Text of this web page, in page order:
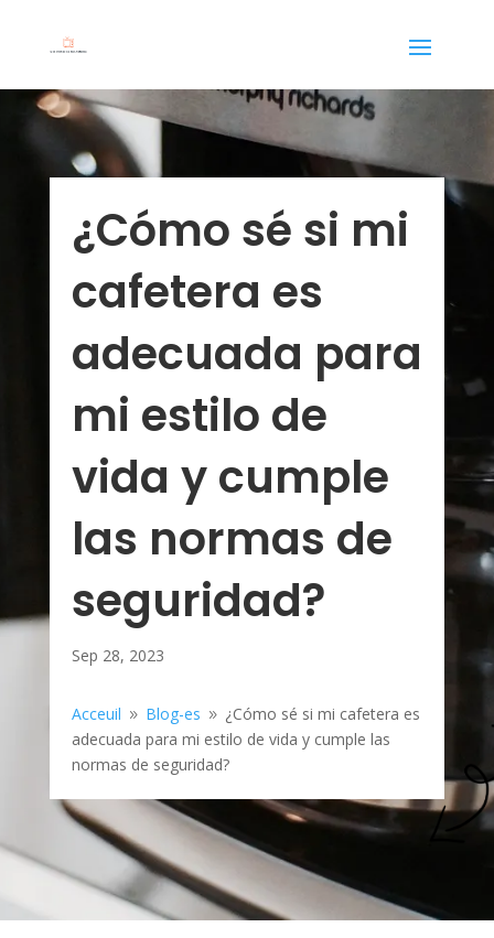
¿Cómo sé si mi
cafetera es
adecuada para
mi estilo de
vida y cumple
las normas de
seguridad?
Sep 28, 2023
Acceuil 9 Blog-es 9 ¿Cómo sé si mi cafetera es
adecuada para mi estilo de vida y cumple las
normas de seguridad?